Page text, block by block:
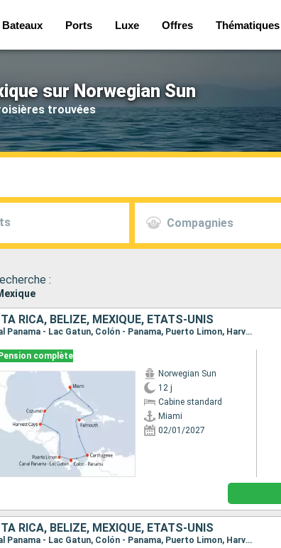
Bateaux Ports Luxe Offres Thématiques
sur Norwegian Sun
trouvées
Compagnies
:
RICA, BELIZE, MEXIQUE, ÉTATS-UNIS
Itinéraire : Miami, Falmouth, Carthagene CO, Canal Panama - Lac Gatun, Colón - Panama, Puerto Limon, Harvest Caye, Cozumel, Miami
Pension complète
Norwegian Sun
12 j
Cabine standard
Miami
02/01/2027
RICA, BELIZE, MEXIQUE, ÉTATS-UNIS
Itinéraire : Miami, Falmouth, Carthagene CO, Canal Panama - Lac Gatun, Colón - Panama, Puerto Limon, Harvest Caye, Cozumel, Miami